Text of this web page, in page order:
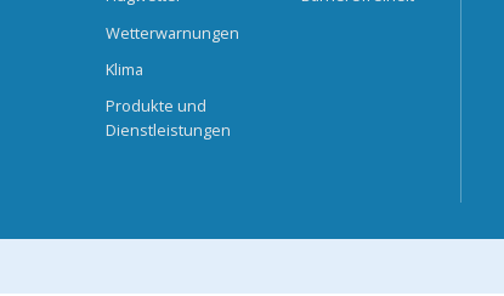
Wetterwarnungen
Klima
Produkte und
Dienstleistungen